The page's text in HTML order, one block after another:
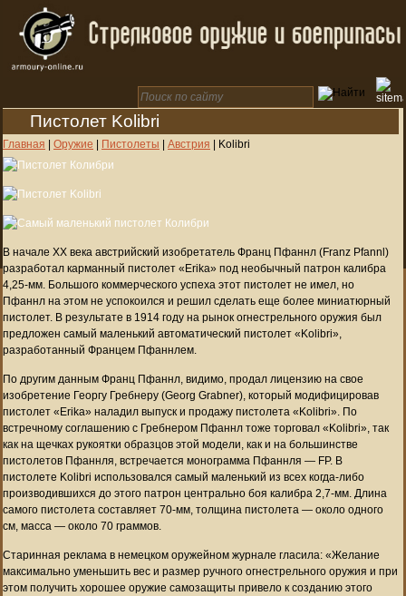
Пистолет Kolibri
Главная | Оружие | Пистолеты | Австрия | Kolibri
В начале ХХ века австрийский изобретатель Франц Пфаннл (Franz Pfannl)
разработал карманный пистолет «Erika» под необычный патрон калибра
4,25-мм. Большого коммерческого успеха этот пистолет не имел, но
Пфаннл на этом не успокоился и решил сделать еще более миниатюрный
пистолет. В результате в 1914 году на рынок огнестрельного оружия был
предложен самый маленький автоматический пистолет «Kolibri»,
разработанный Францем Пфаннлем.
По другим данным Франц Пфаннл, видимо, продал лицензию на свое
изобретение Георгу Гребнеру (Georg Grabner), который модифицировав
пистолет «Erika» наладил выпуск и продажу пистолета «Kolibri». По
встречному соглашению с Гребнером Пфаннл тоже торговал «Kolibri», так
как на щечках рукоятки образцов этой модели, как и на большинстве
пистолетов Пфаннля, встречается монограмма Пфаннля — FP. В
пистолете Kolibri использовался самый маленький из всех когда-либо
производившихся до этого патрон центрально боя калибра 2,7-мм. Длина
самого пистолета составляет 70-мм, толщина пистолета — около одного
см, масса — около 70 граммов.
Старинная реклама в немецком оружейном журнале гласила: «Желание
максимально уменьшить вес и размер ручного огнестрельного оружия и при
этом получить хорошее оружие самозащиты привело к созданию этого